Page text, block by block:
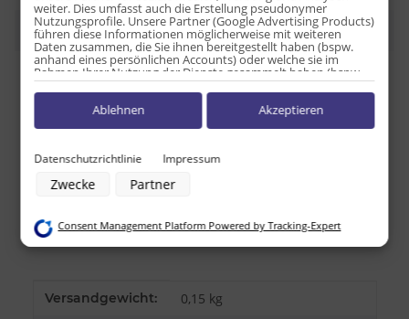
Beschreibung
Nährwerttabelle pro 100g:
Energie: 1931,08 kJ / 461,54 kcal
Kohlenhydrate: 69,23 g
davon Zucker: 33,33 g
Salz: 0,44 g
Herkunftsland USA
Produkteigenschaft
Wert
Versandgewicht: 0,15 kg
weiter. Dies umfasst auch die Erstellung pseudonymer
Nutzungsprofile. Unsere Partner (Google Advertising Products)
führen diese Informationen möglicherweise mit weiteren
Daten zusammen, die Sie ihnen bereitgestellt haben (bspw.
anhand eines persönlichen Accounts) oder welche sie im
Rahmen Ihrer Nutzung der Dienste gesammelt haben (bspw.
Nutzungsdaten anderer Geräte). Ihre Einwilligung zur Nutzung
von Cookies und Pixeln können Sie jederzeit widerrufen,
indem Sie auf den Datenschutz-Button links unten klicken und
dort die entsprechenden Anpassungen vornehmen.
Zwecke der Datenverarbeitung durch unsere Partner:
Verwendung reduzierter Daten zur Auswahl von Werbeanzeigen
Erstellung von Profilen zur Personalisierung von Inhalten
Verwendung von Profilen zur Auswahl personalisierter Inhalte
Daten aus verschiedenen Quellen
Datenschutzrichtlinie Impressum
Zwecke Partner
Ablehnen Akzeptieren
Consent Management Platform Powered by Tracking-Expert